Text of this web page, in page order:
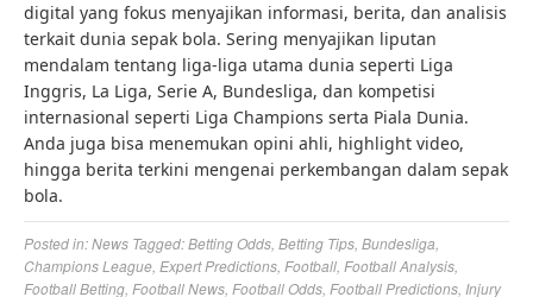
digital yang fokus menyajikan informasi, berita, dan analisis
terkait dunia sepak bola. Sering menyajikan liputan
mendalam tentang liga-liga utama dunia seperti Liga
Inggris, La Liga, Serie A, Bundesliga, dan kompetisi
internasional seperti Liga Champions serta Piala Dunia.
Anda juga bisa menemukan opini ahli, highlight video,
hingga berita terkini mengenai perkembangan dalam sepak
bola.
Posted in:News Tagged:Betting Odds Betting Tips Bundesliga
Champions League Expert Predictions Football Football Analysis
Football Betting Football News Football Odds Football Predictions Injury